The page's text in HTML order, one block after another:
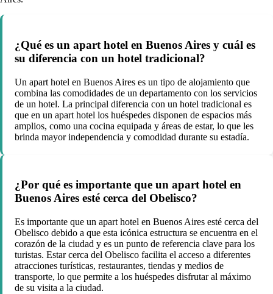
¿Qué es un apart hotel en Buenos Aires y cuál es
su diferencia con un hotel tradicional?
Un apart hotel en Buenos Aires es un tipo de alojamiento que
combina las comodidades de un departamento con los servicios
de un hotel. La principal diferencia con un hotel tradicional es
que en un apart hotel los huéspedes disponen de espacios más
amplios, como una cocina equipada y áreas de estar, lo que les
brinda mayor independencia y comodidad durante su estadía.
¿Por qué es importante que un apart hotel en
Buenos Aires esté cerca del Obelisco?
Es importante que un apart hotel en Buenos Aires esté cerca del
Obelisco debido a que esta icónica estructura se encuentra en el
corazón de la ciudad y es un punto de referencia clave para los
turistas. Estar cerca del Obelisco facilita el acceso a diferentes
atracciones turísticas, restaurantes, tiendas y medios de
transporte, lo que permite a los huéspedes disfrutar al máximo
de su visita a la ciudad.